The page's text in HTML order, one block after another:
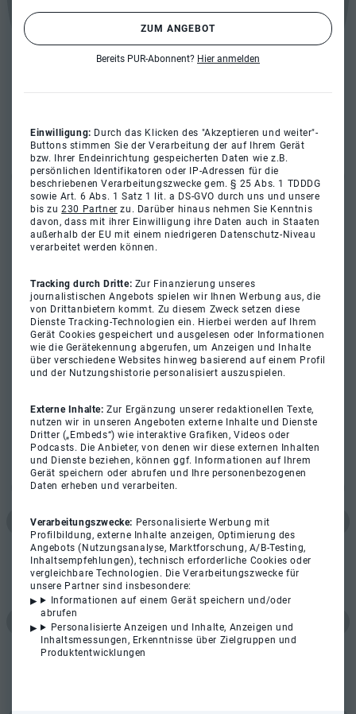
ZUM ANGEBOT
Bereits PUR-Abonnent? Hier anmelden
Einwilligung: Durch das Klicken des "Akzeptieren und weiter"-
Buttons stimmen Sie der Verarbeitung der auf Ihrem Gerät
bzw. Ihrer Endeinrichtung gespeicherten Daten wie z.B.
persönlichen Identifikatoren oder IP-Adressen für die
beschriebenen Verarbeitungszwecke gem. § 25 Abs. 1 TDDDG
sowie Art. 6 Abs. 1 Satz 1 lit. a DS-GVO durch uns und unsere
bis zu230 Partner zu. Darüber hinaus nehmen Sie Kenntnis
davon, dass mit ihrer Einwilligung ihre Daten auch in Staaten
außerhalb der EU mit einem niedrigeren Datenschutz-Niveau
verarbeitet werden können.
Tracking durch Dritte: Zur Finanzierung unseres
journalistischen Angebots spielen wir Ihnen Werbung aus, die
von Drittanbietern kommt. Zu diesem Zweck setzen diese
Dienste Tracking-Technologien ein. Hierbei werden auf Ihrem
Gerät Cookies gespeichert und ausgelesen oder Informationen
wie die Gerätekennung abgerufen, um Anzeigen und Inhalte
über verschiedene Websites hinweg basierend auf einem Profil
und der Nutzungshistorie personalisiert auszuspielen.
Externe Inhalte:Zur Ergänzung unserer redaktionellen Texte,
nutzen wir in unseren Angeboten externe Inhalte und Dienste
Dritter („Embeds“) wie interaktive Grafiken, Videos oder
Podcasts. Die Anbieter, von denen wir diese externen Inhalten
und Dienste beziehen, können ggf. Informationen auf Ihrem
Gerät speichern oder abrufen und Ihre personenbezogenen
Daten erheben und verarbeiten.
Verarbeitungszwecke: Personalisierte Werbung mit
Profilbildung, externe Inhalte anzeigen, Optimierung des
Angebots (Nutzungsanalyse, Marktforschung, A/B-Testing,
Inhaltsempfehlungen), technisch erforderliche Cookies oder
vergleichbare Technologien. Die Verarbeitungszwecke für
unsere Partner sind insbesondere:
Informationen auf einem Gerät speichern und/oder
abrufen
Personalisierte Anzeigen und Inhalte, Anzeigen und
Inhaltsmessungen, Erkenntnisse über Zielgruppen und
Produktentwicklungen